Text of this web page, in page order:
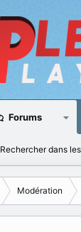
Forums
Rechercher dans
Modération